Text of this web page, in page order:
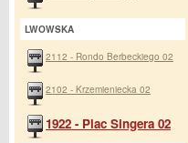
LWOWSKA
2112 - Rondo Berbeckiego 02
2102 - Krzemieniecka 02
1922 - Plac Singera 02